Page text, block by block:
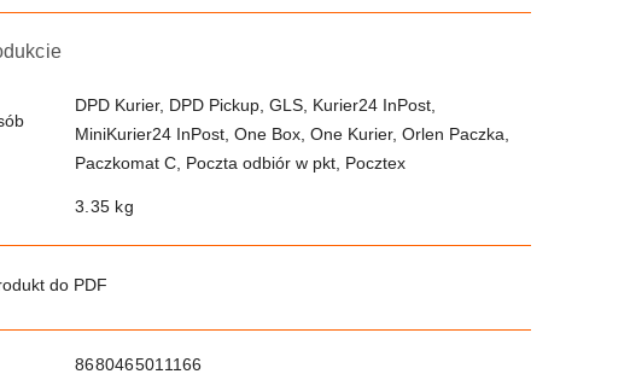
DPD Kurier, DPD Pickup, GLS, Kurier24 InPost,
MiniKurier24 InPost, One Box, One Kurier, Orlen Paczka,
Paczkomat C, Poczta odbiór w pkt, Pocztex
3.35 kg
do PDF
8680465011166